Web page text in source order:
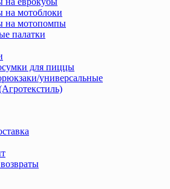
на мотоблоки
на мотопомпы
палатки
для пиццы
универсальные